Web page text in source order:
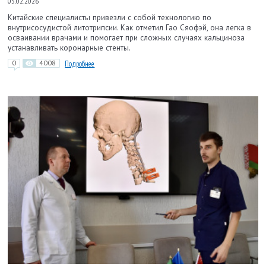
Китайские специалисты привезли с собой технологию по
внутрисосудистой литотрипсии. Как отметил Гао Сяофэй, она легка в
осваивании врачами и помогает при сложных случаях кальциноза
устанавливать коронарные стенты.
0 4008 Подробнее